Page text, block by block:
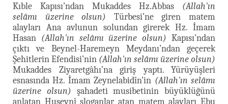
Kıble Kapısı’ndan Mukaddes Hz.Abbas (Allah'ın
selâmı üzerine olsun) Türbesi’ne giren matem
alayları Ana avlunun solundan girerek Hz. İmam
Hasan (Allah'ın selâmı üzerine olsun) Kapısı’ndan
çıktı ve Beynel-Haremeyn Meydanı’ndan geçerek
Şehitlerin Efendisi’nin (Allah'ın selâmı üzerine olsun)
Mukaddes Ziyaretgâhı’na giriş yaptı. Yürüyüşleri
esnasında Hz. İmam Zeynelabidîn’in (Allah'ın selâmı
üzerine olsun) şahadeti musibetinin büyüklüğünü
anlatan Huseynî sloganlar atan matem alayları Ebu